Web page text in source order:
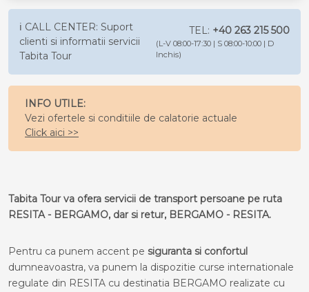
ℹ️ CALL CENTER: Suport
clienti si informatii servicii
Tabita Tour
TEL: +40 263 215 500
(L-V 08:00-17:30 | S 08:00-10:00 | D
Inchis)
INFO UTILE:
Vezi ofertele si conditiile de calatorie actuale
Click aici >>
Tabita Tour va ofera servicii de transport persoane pe ruta
RESITA - BERGAMO, dar si retur, BERGAMO - RESITA.
Pentru ca punem accent pe siguranta si confortul
dumneavoastra, va punem la dispozitie curse internationale
regulate din RESITA cu destinatia BERGAMO realizate cu